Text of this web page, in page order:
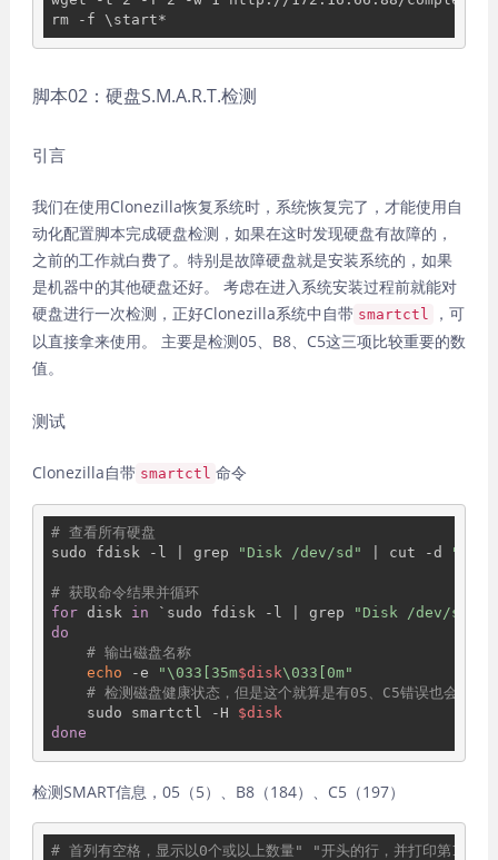
脚本02：硬盘S.M.A.R.T.检测
引言
我们在使用Clonezilla恢复系统时，系统恢复完了，才能使用自
动化配置脚本完成硬盘检测，如果在这时发现硬盘有故障的，
之前的工作就白费了。特别是故障硬盘就是安装系统的，如果
是机器中的其他硬盘还好。 考虑在进入系统安装过程前就能对
硬盘进行一次检测，正好Clonezilla系统中自带 smartctl
，可
以直接拿来使用。 主要是检测05、B8、C5这三项比较重要的数
值。
测试
Clonezilla自带 smartctl 命令
# 查看所有硬盘
sudo fdisk -l | grep
"Disk /dev/sd" | cut -d " "
# 获取命令结果并循环
for disk in `sudo fdisk -l | grep "Disk /dev/sd"
do
# 输出磁盘名称
echo -e "\033[35m$disk\033[0m"
# 检测磁盘健康状态，但是这个就算是有05、C5错误也会
    sudo smartctl -H
$disk
done
检测SMART信息，05（5）、B8（184）、C5（197）
# 首列有空格，显示以0个或以上数量" "开头的行，并打印第10列